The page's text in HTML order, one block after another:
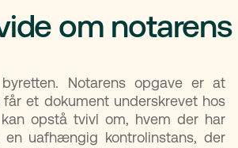
om notarens
Notarens opgave er at
et dokument underskrevet hos
opstå tvivl om, hvem der har
uafhængig kontrolinstans, der
Søgning understøttet af AI